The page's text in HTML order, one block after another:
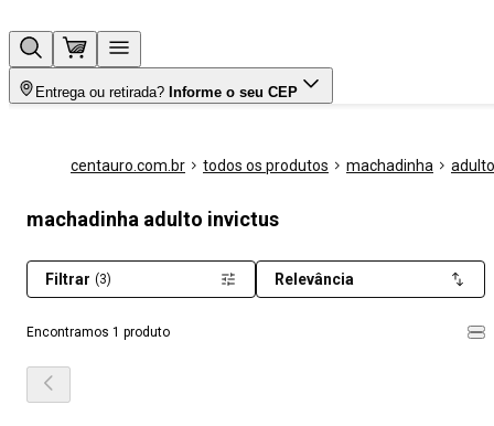
Entrega ou retirada? Informe o seu CEP
centauro.com.br todos os produtos machadinha adulto
machadinha adulto invictus
Encontramos 1 produto
Filtrar (3) Relevância